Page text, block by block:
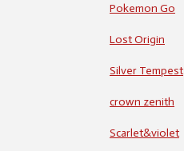
Pokemon Go
Lost Origin
Silver Tempest
crown zenith
Scarlet&violet